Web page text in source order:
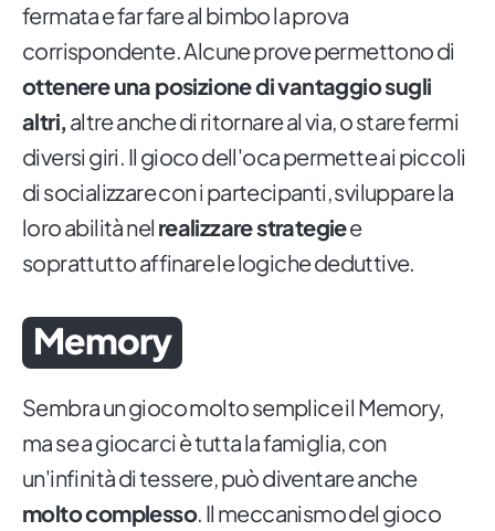
fermata e far fare al bimbo la prova
corrispondente. Alcune prove permettono di
ottenere una posizione di vantaggio sugli
altri, altre anche di ritornare al via, o stare fermi
diversi giri. Il gioco dell'oca permette ai piccoli
di socializzare con i partecipanti, sviluppare la
loro abilità nel realizzare strategiee
soprattutto affinare le logiche deduttive.
Memory
Sembra un gioco molto semplice il Memory,
ma se a giocarci è tutta la famiglia, con
un'infinità di tessere, può diventare anche
molto complesso. Il meccanismo del gioco